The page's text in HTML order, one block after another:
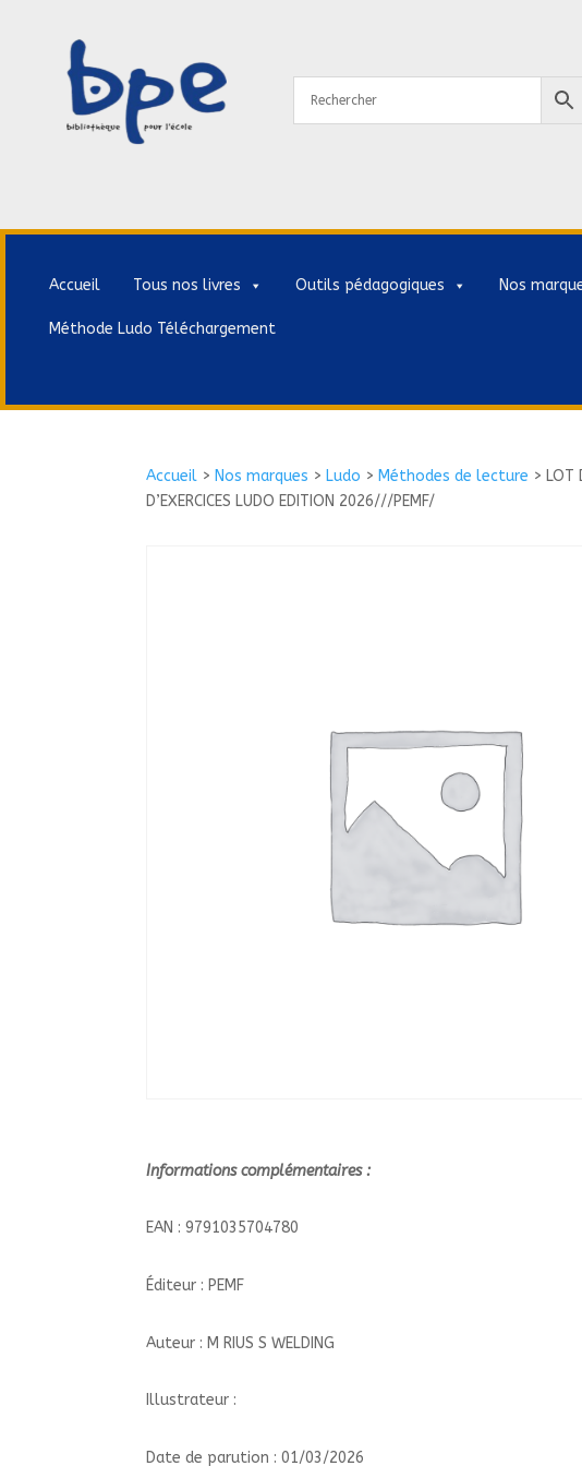
Accueil Tous nos livres Outils pédagogiques Nos
Méthode Ludo Téléchargement
Accueil > Nos marques > Ludo > Méthodes de lecture > LOT
D’EXERCICES LUDO EDITION 2026///PEMF/
Informations complémentaires :
EAN : 9791035704780
Éditeur : PEMF
Auteur : M RIUS S WELDING
Illustrateur :
Date de parution : 01/03/2026